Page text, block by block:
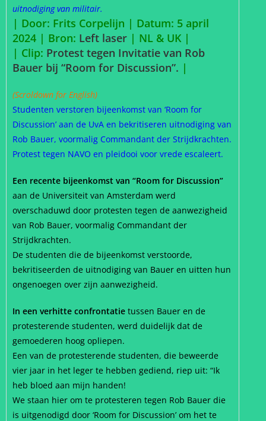
uitnodiging van militair.
| Door: Frits Corpelijn | Datum: 5 april
2024 | Bron: Left laser | NL & UK |
| Clip: Protest tegen Invitatie van Rob
Bauer bij “Room for Discussion”. |
(Scroldown for English)
Studenten verstoren bijeenkomst van ‘Room for
Discussion’ aan de UvA en bekritiseren uitnodiging van
Rob Bauer, voormalig Commandant der Strijdkrachten.
Protest tegen NAVO en pleidooi voor vrede escaleert.
Een recente bijeenkomst van “Room for Discussion”
aan de Universiteit van Amsterdam werd
overschaduwd door protesten tegen de aanwezigheid
van Rob Bauer, voormalig Commandant der
Strijdkrachten.
De studenten die de bijeenkomst verstoorde,
bekritiseerden de uitnodiging van Bauer en uitten hun
ongenoegen over zijn aanwezigheid.
In een verhitte confrontatie tussen Bauer en de
protesterende studenten, werd duidelijk dat de
gemoederen hoog opliepen.
Een van de protesterende studenten, die beweerde
vier jaar in het leger te hebben gediend, riep uit: “Ik
heb bloed aan mijn handen!
We staan hier om te protesteren tegen Rob Bauer die
is uitgenodigd door ‘Room for Discussion’ om het te